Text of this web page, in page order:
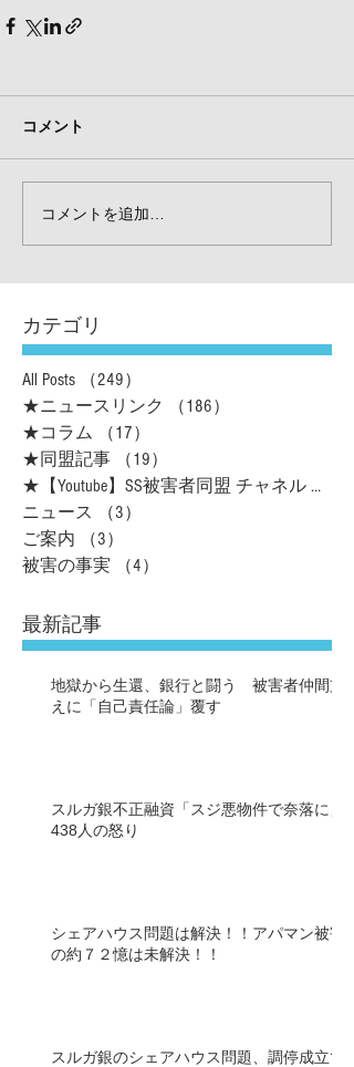
コメント
コメントを追加…
カテゴリ
All Posts （249）
★ニュースリンク
（186）
★コラム
（17）
★同盟記事
（19）
★【Youtube】SS被害者同盟 チャネル （16）
ニュース
（3）
ご案内
（3）
被害の事実
（4）
最新記事
地獄から生還、銀行と闘う 被害者仲間支
えに「自己責任論」覆す
スルガ銀不正融資「スジ悪物件で奈落に」
438人の怒り
シェアハウス問題は解決！！アパマン被害
の約７２憶は未解決！！
スルガ銀のシェアハウス問題、調停成立で